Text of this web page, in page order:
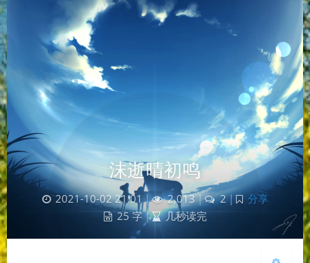
夜间模式
Sans Serif Serif
浅阴影 深阴影
关闭 日落 暗化 灰度
沫逝晴初鸣
2021-10-02 21:01| 2,013| 2|
分享
25 字| 几秒读完